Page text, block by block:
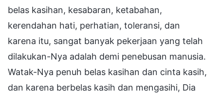
belas kasihan, kesabaran, ketabahan,
kerendahan hati, perhatian, toleransi, dan
karena itu, sangat banyak pekerjaan yang telah
dilakukan-Nya adalah demi penebusan manusia.
Watak-Nya penuh belas kasihan dan cinta kasih,
dan karena berbelas kasih dan mengasihi, Dia